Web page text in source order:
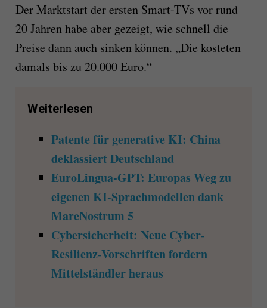
Der Marktstart der ersten Smart-TVs vor rund
20 Jahren habe aber gezeigt, wie schnell die
Preise dann auch sinken können. „Die kosteten
damals bis zu 20.000 Euro.“
Weiterlesen
Patente für generative KI: China
deklassiert Deutschland
EuroLingua-GPT: Europas Weg zu
eigenen KI-Sprachmodellen dank
MareNostrum 5
Cybersicherheit: Neue Cyber-
Resilienz-Vorschriften fordern
Mittelständler heraus